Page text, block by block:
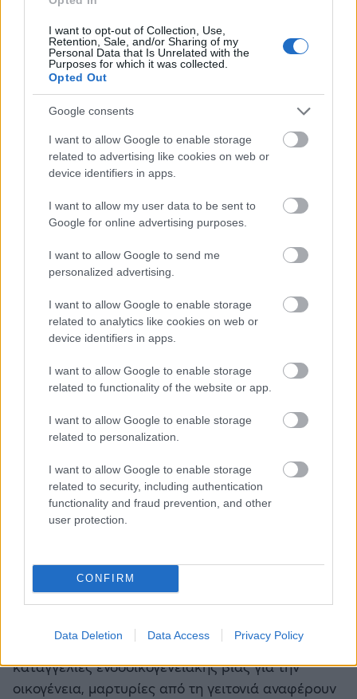
I want to opt-out of Collection, Use,
Retention, Sale, and/or Sharing of my
Personal Data that Is Unrelated with the
Purposes for which it was collected.
Opted Out
Google consents
I want to allow Google to enable storage
related to advertising like cookies on web or
device identifiers in apps.
I want to allow my user data to be sent to
Google for online advertising purposes.
I want to allow Google to send me
personalized advertising.
I want to allow Google to enable storage
related to analytics like cookies on web or
device identifiers in apps.
I want to allow Google to enable storage
related to functionality of the website or app.
I want to allow Google to enable storage
related to personalization.
I want to allow Google to enable storage
related to security, including authentication
functionality and fraud prevention, and other
user protection.
CONFIRM
Data Deletion Data Access Privacy Policy
Τα δύο ανήλικα κορίτσια μεταφέρθηκαν για
προστατευτική φιλοξενία στην Παιδιατρική
Κλινική του Νοσοκομείου Καλαμάτας. Σύμφωνα με
το προβλεπόμενο πρωτόκολλο, υποβλήθηκαν και
σε ιατρικές εξετάσεις, ενώ οι αρμόδιες κοινωνικές
υπηρεσίες παρακολουθούν στενά την υπόθεση.
Παρότι δεν υπήρχαν καταγεγραμμένες
καταγγελίες ενδοοικογενειακής βίας για την
οικογένεια, μαρτυρίες από τη γειτονιά αναφέρουν